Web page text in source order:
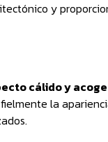
y
cálido y
la